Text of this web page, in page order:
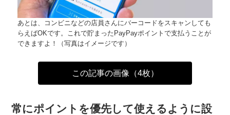
あとは、コンビニなどの店員さんにバーコードをスキャンしても
らえばOKです。これで貯まったPayPayポイントで支払うことが
できますよ！（写真はイメージです）
この記事の画像（4枚）
常にポイントを優先して使えるように設